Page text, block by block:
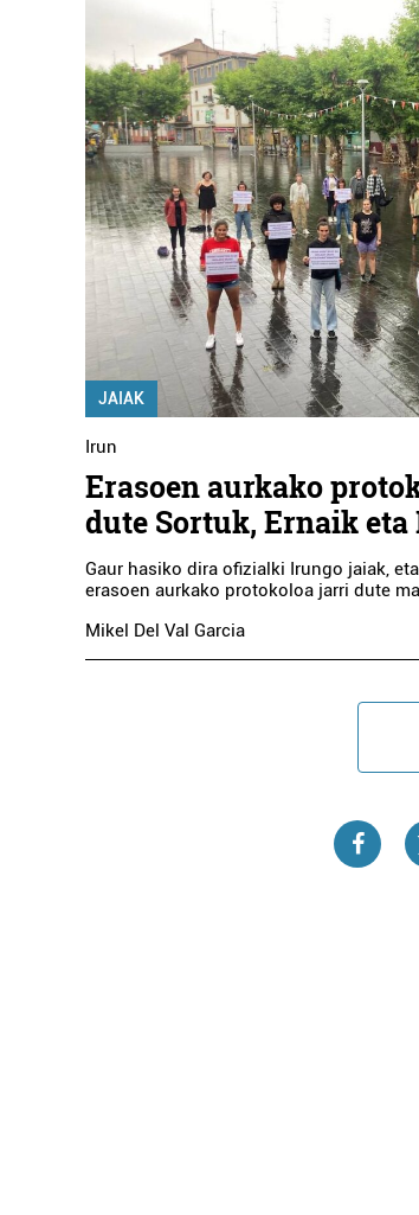
JAIAK
Irun
Erasoen aurkako
dute Sortuk, Ernaik eta
Gaur hasiko dira ofizialki Irungo jaiak,
erasoen aurkako protokoloa jarri dute
Mikel Del Val Garcia